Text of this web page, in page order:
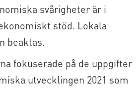
svårigheter är i
stöd. Lokala
beaktas.
fokuserade på de uppgifter
utvecklingen 2021 som